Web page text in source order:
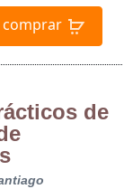
comprar
de